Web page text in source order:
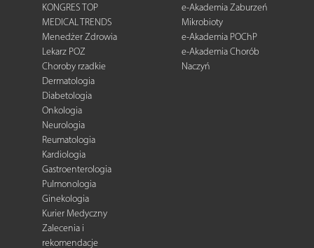
KONGRES TOP
MEDICAL TRENDS
Menedżer Zdrowia
Lekarz POZ
Choroby rzadkie
Dermatologia
Diabetologia
Onkologia
Neurologia
Reumatologia
Kardiologia
Gastroenterologia
Pulmonologia
Ginekologia
Kurier Medyczny
Zalecenia i
rekomendacje
e-Akademia Zaburzeń
Mikrobioty
e-Akademia POChP
e-Akademia Chorób
Naczyń